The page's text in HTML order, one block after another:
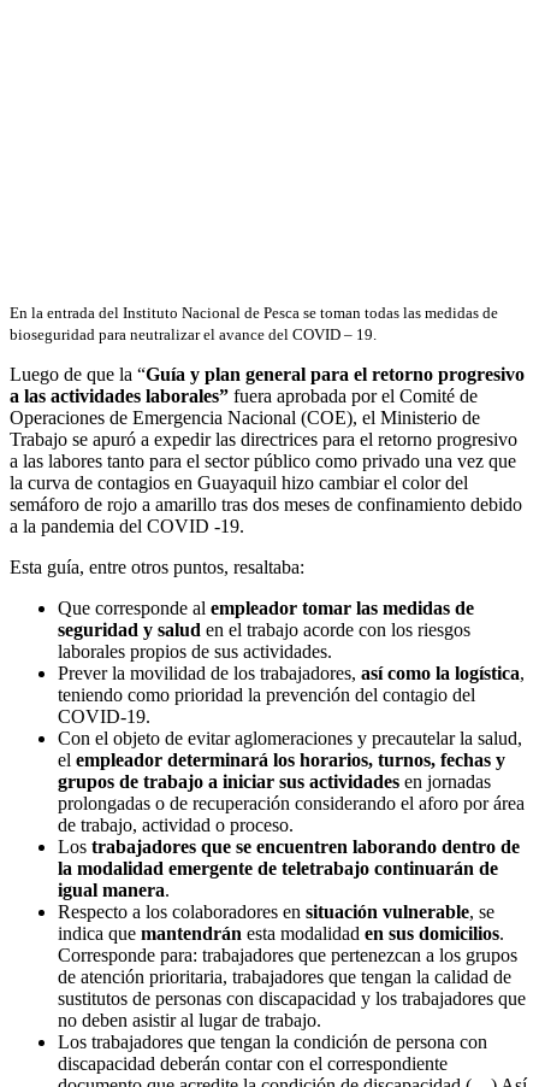
En la entrada del Instituto Nacional de Pesca se toman todas las medidas de
bioseguridad para neutralizar el avance del COVID – 19.
Luego de que la “Guía y plan general para el retorno progresivo
a las actividades laborales” fuera aprobada por el Comité de
Operaciones de Emergencia Nacional (COE), el Ministerio de
Trabajo se apuró a expedir las directrices para el retorno progresivo
a las labores tanto para el sector público como privado una vez que
la curva de contagios en Guayaquil hizo cambiar el color del
semáforo de rojo a amarillo tras dos meses de confinamiento debido
a la pandemia del COVID -19.
Esta guía, entre otros puntos, resaltaba:
Que corresponde al empleador tomar las medidas de
seguridad y salud en el trabajo acorde con los riesgos
laborales propios de sus actividades.
Prever la movilidad de los trabajadores, así como la logística,
teniendo como prioridad la prevención del contagio del
COVID-19.
Con el objeto de evitar aglomeraciones y precautelar la salud,
el empleador determinará los horarios, turnos, fechas y
grupos de trabajo a iniciar sus actividades en jornadas
prolongadas o de recuperación considerando el aforo por área
de trabajo, actividad o proceso.
Los trabajadores que se encuentren laborando dentro de
la modalidad emergente de teletrabajo continuarán de
igual manera.
Respecto a los colaboradores en situación vulnerable, se
indica que mantendrán esta modalidad en sus domicilios.
Corresponde para: trabajadores que pertenezcan a los grupos
de atención prioritaria, trabajadores que tengan la calidad de
sustitutos de personas con discapacidad y los trabajadores que
no deben asistir al lugar de trabajo.
Los trabajadores que tengan la condición de persona con
discapacidad deberán contar con el correspondiente